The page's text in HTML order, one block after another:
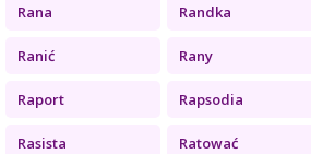
Rana Randka
Ranić Rany
Raport Rapsodia
Rasista Ratować